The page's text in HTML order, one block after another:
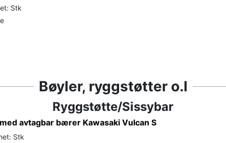
Stk
Bøyler, ryggstøtter o.l
Ryggstøtte/Sissybar
avtagbar bærer Kawasaki Vulcan S
Stk